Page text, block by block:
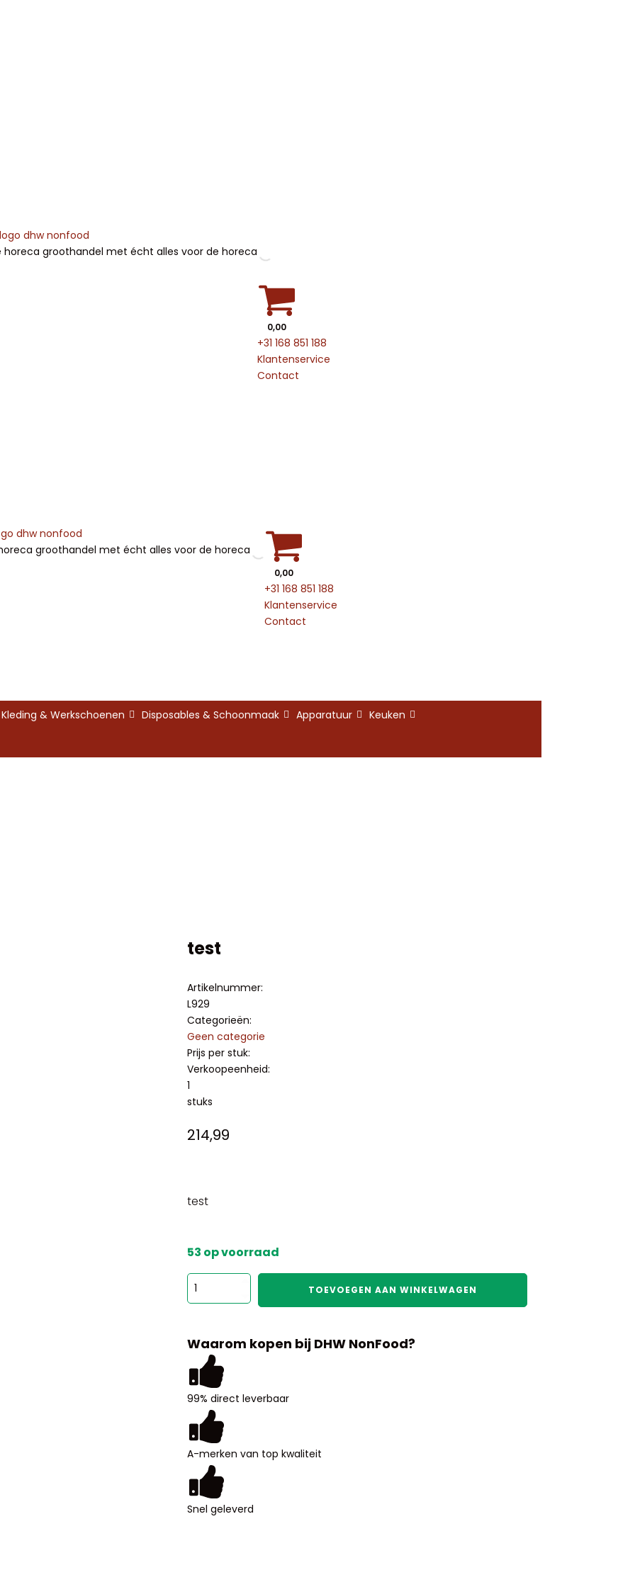
horeca groothandel met écht alles voor de horeca
0,00
+31 168 851 188
Klantenservice
Contact
groothandel met écht alles voor de horeca
0,00
+31 168 851 188
Klantenservice
Contact
Kleding & Werkschoenen Disposables & Schoonmaak Apparatuur Keuken
test
Artikelnummer:
L929
Categorieën:
Geen categorie
Prijs per stuk:
Verkoopeenheid:
1
stuks
214,99
test
53 op voorraad
test
aantal
TOEVOEGEN AAN WINKELWAGEN
Waarom kopen bij DHW NonFood?
99% direct leverbaar
A-merken van top kwaliteit
Snel geleverd